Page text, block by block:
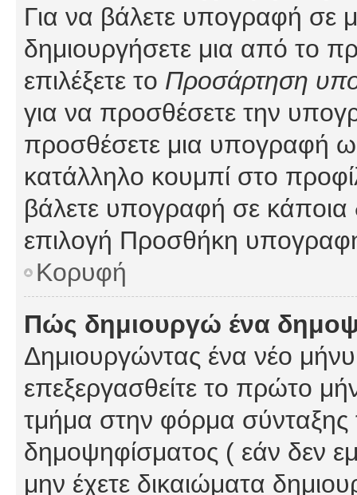
Για να βάλετε υπογραφή σε
δημιουργήσετε μια από το
επιλέξετε το Προσάρτηση
για να προσθέσετε την
προσθέσετε μια υπογραφή
κατάλληλο κουμπί στο
βάλετε υπογραφή σε κάποια
επιλογή Προσθήκη
Κορυφή
Πώς δημιουργώ ένα
Δημιουργώντας ένα νέο
επεξεργασθείτε το πρώτο
τμήμα στην φόρμα σύνταξης
δημοψηφίσματος ( εάν δεν
μην έχετε δικαιώματα